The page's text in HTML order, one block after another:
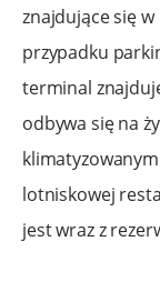
znajdujące się
przypadku
terminal
odbywa się na
lotniskowej
jest wraz z